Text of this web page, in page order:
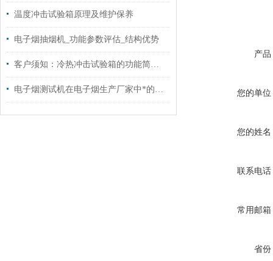
温度冲击试验箱原理及维护保养
电子烟抽烟机_功能参数评估_结构优势
客户须知：冷热冲击试验箱的功能简介和安装准备条件阐述
电子烟测试机在电子烟生产厂家中*的九款设备推荐
产品
您的单位
您的姓名
联系电话
常用邮箱
省份